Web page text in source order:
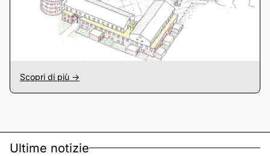
Scopri di più ->
Ultime notizie